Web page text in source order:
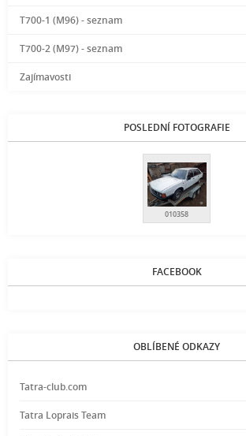
T700-1 (M96) - seznam
T700-2 (M97) - seznam
Zajímavosti
POSLEDNÍ FOTOGRAFIE
010358
FACEBOOK
OBLÍBENÉ ODKAZY
Tatra-club.com
Tatra Loprais Team